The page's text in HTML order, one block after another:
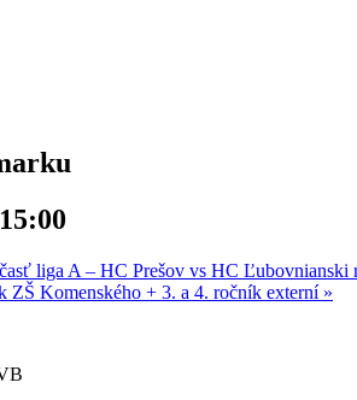
15:00
liga A – HC Prešov vs HC Ľubovnianski
ZŠ Komenského + 3. a 4. ročník externí »